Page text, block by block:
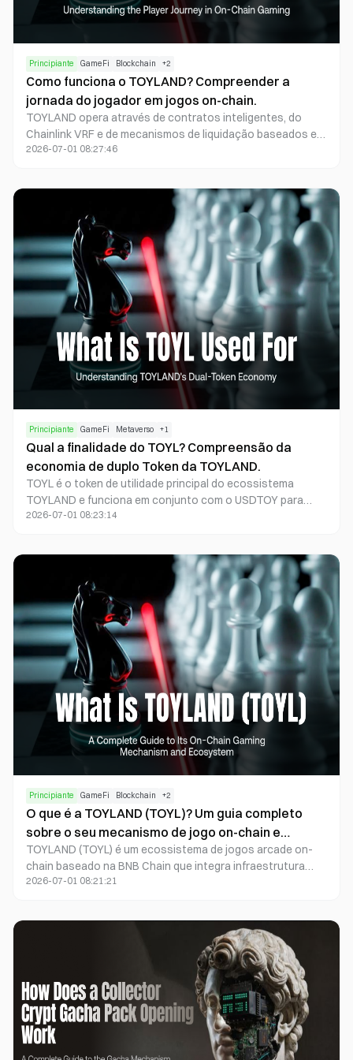
Principiante GameFi Blockchain +2
Como funciona o TOYLAND? Compreender a
jornada do jogador em jogos on-chain.
TOYLAND opera através de contratos inteligentes, do
Chainlink VRF e de mecanismos de liquidação baseados em
blockchain. Os jogadores ligam as suas carteiras,
podem ser verificados on-chain.
2026-07-01 08:27:46
Principiante GameFi Metaverso +1
Qual a finalidade do TOYL? Compreensão da
economia de duplo Token da TOYLAND.
TOYL é o token de utilidade principal do ecossistema
TOYLAND e funciona em conjunto com o USDTOY para
formar uma economia de dois tokens. Enquanto o TOYL
liquidação no ambiente de jogo.
2026-07-01 08:23:14
Principiante GameFi Blockchain +2
O que é a TOYLAND (TOYL)? Um guia completo
sobre o seu mecanismo de jogo on-chain e
ecossistema
TOYLAND (TOYL) é um ecossistema de jogos arcade on-
chain baseado na BNB Chain que integra infraestrutura
Blockchain, aleatoriedade verificável e incentivos de Token
2026-07-01 08:21:21